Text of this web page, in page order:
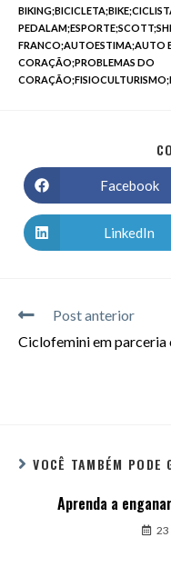
FRANCO;AUTOESTIMA;AUTO
CORAÇÃO;PROBLEMAS DO
Facebook
LinkedIn
Post anterior
Ciclofemini em
VOCÊ TAMBÉM PODE
Aprenda a
23